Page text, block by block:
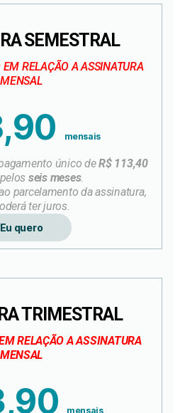
SEMESTRAL
RELAÇÃO A ASSINATURA
MENSAL
mensais
único deR$ 113,40
seis meses.
parcelamento da assinatura,
ter juros.
Eu quero
TRIMESTRAL
RELAÇÃO A ASSINATURA
MENSAL
mensais